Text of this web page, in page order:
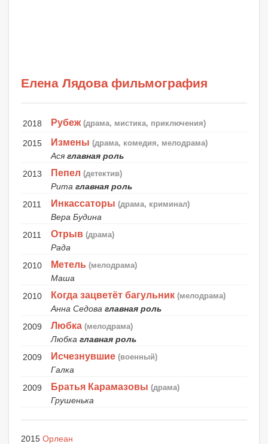
Елена Лядова фильмография
2018 Рубеж (драма, мистика, приключения)
2015 Измены (драма, комедия, мелодрама)
Ася главная роль
2013
Пепел (детектив)
Рита главная роль
2011
Инкассаторы (драма, криминал)
Вера Будина
2011
Отрыв (драма)
Рада
2010
Метель (мелодрама)
Маша
2010
Когда зацветёт багульник (мелодрама)
Анна Седова главная роль
2009
Любка (мелодрама)
Любка главная роль
2009
Исчезнувшие (военный)
Галка
2009
Братья Карамазовы (драма)
Грушенька
2015 Орлеан